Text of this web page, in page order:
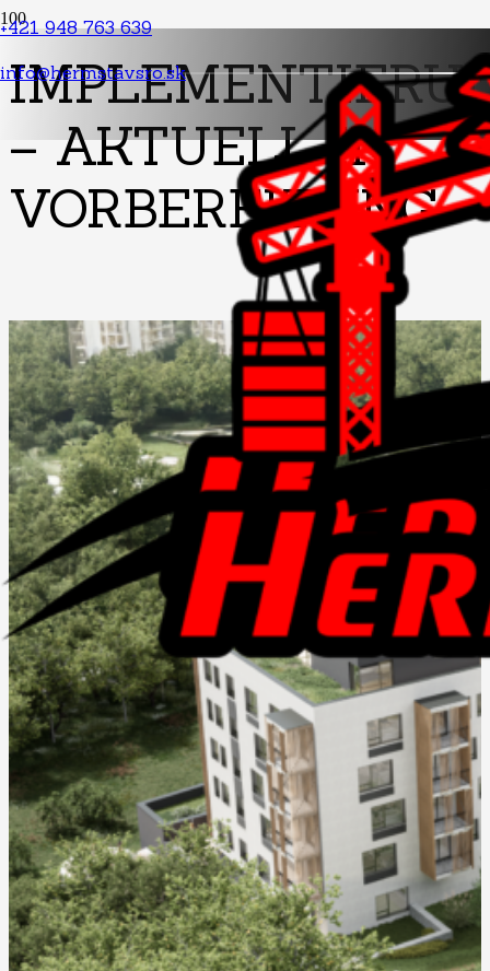
+421 948 763 639
info@hermstavsro.sk
– AKTUELL IN
VORBEREITUNG